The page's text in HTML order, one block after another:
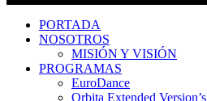
PORTADA
NOSOTROS
MISIÓN Y VISIÓN
PROGRAMAS
EuroDance
Orbita Extended Version’s